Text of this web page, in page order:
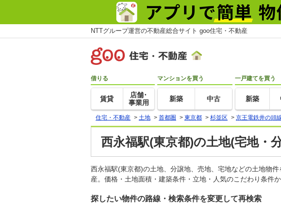
NTTグループ運営の不動産総合サイト goo住宅・不動産
借りる
賃貸
店舗･
事業用
マンションを買う
新築 中古
一戸建てを買う
新築
住宅・不動産 > 土地 > 首都圏 > 東京都 > 杉並区 > 京王電鉄井の頭
西永福駅(東京都)の土地(宅地・
西永福駅(東京都)の土地、分譲地、売地、宅地などの土地物
産。価格・土地面積・建築条件・立地・人気のこだわり条件
探したい物件の路線・検索条件を変更して再検索